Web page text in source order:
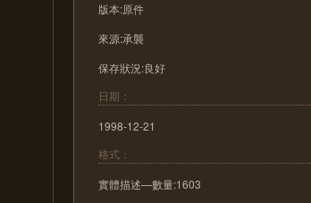
版本:原件
來源:承襲
保存狀況:良好
日期：
1998-12-21
格式：
實體描述—數量:1603